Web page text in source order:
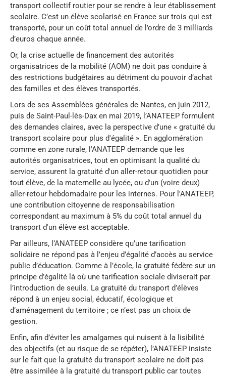
transport collectif routier pour se rendre à leur établissement
scolaire. C’est un élève scolarisé en France sur trois qui est
transporté, pour un coût total annuel de l’ordre de 3 milliards
d’euros chaque année.
Or, la crise actuelle de financement des autorités
organisatrices de la mobilité (AOM) ne doit pas conduire à
des restrictions budgétaires au détriment du pouvoir d’achat
des familles et des élèves transportés.
Lors de ses Assemblées générales de Nantes, en juin 2012,
puis de Saint-Paul-lès-Dax en mai 2019, l’ANATEEP formulent
des demandes claires, avec la perspective d’une « gratuité du
transport scolaire pour plus d'égalité ». En agglomération
comme en zone rurale, l'ANATEEP demande que les
autorités organisatrices, tout en optimisant la qualité du
service, assurent la gratuité d'un aller-retour quotidien pour
tout élève, de la maternelle au lycée, ou d'un (voire deux)
aller-retour hebdomadaire pour les internes. Pour l'ANATEEP,
une contribution citoyenne de responsabilisation
correspondant au maximum à 5% du coût total annuel du
transport d'un élève est acceptable.
Par ailleurs, l’ANATEEP considère qu’une tarification
solidaire ne répond pas à l’enjeu d’égalité d’accès au service
public d’éducation. Comme à l’école, la gratuité fédère sur un
principe d’égalité là où une tarification sociale diviserait par
l’introduction de seuils. La gratuité du transport d’élèves
répond à un enjeu social, éducatif, écologique et
d’aménagement du territoire ; ce n’est pas un choix de
gestion.
Enfin, afin d’éviter les amalgames qui nuisent à la lisibilité
des objectifs (et au risque de se répéter), l’ANATEEP insiste
sur le fait que la gratuité du transport scolaire ne doit pas
être assimilée à la gratuité du transport public car toutes